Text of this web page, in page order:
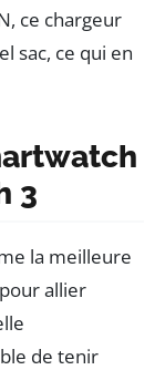
ce chargeur
sac, ce qui en
3
la meilleure
allier
de tenir